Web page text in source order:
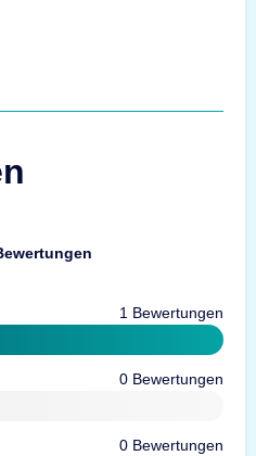
1 Bewertungen
0 Bewertungen
0 Bewertungen